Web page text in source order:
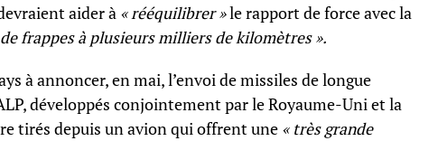
aider à « rééquilibrer »le rapport de force avec la
frappes à plusieurs milliers de kilomètres ».
à annoncer, en mai, l’envoi de missiles de longue
développés conjointement par le Royaume-Uni et la
tirés depuis un avion qui offrent une « très grande